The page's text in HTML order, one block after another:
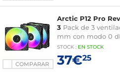
COMPARAR
Arctic P12 Pro
3 Pack de 3
mm con modo 0
STOCK : EN STOCK
37€25